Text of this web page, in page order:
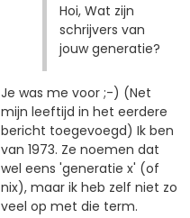
Hoi, Wat zijn
schrijvers van
jouw generatie?
Je was me voor ;-) (Net
mijn leeftijd in het eerdere
bericht toegevoegd) Ik ben
van 1973. Ze noemen dat
wel eens 'generatie x' (of
nix), maar ik heb zelf niet zo
veel op met die term.